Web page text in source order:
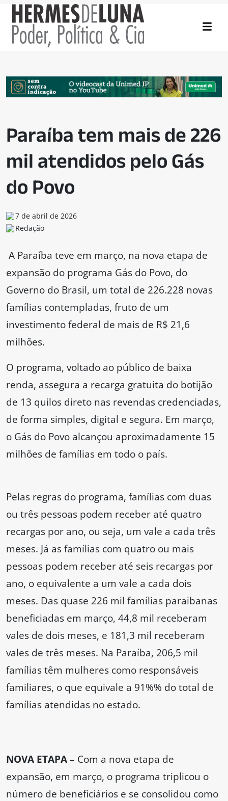
Paraíba tem mais de 226
mil atendidos pelo Gás
do Povo
7 de abril de 2026
Redação
A Paraíba teve em março, na nova etapa de
expansão do programa Gás do Povo, do
Governo do Brasil, um total de 226.228 novas
famílias contempladas, fruto de um
investimento federal de mais de R$ 21,6
milhões.
O programa, voltado ao público de baixa
renda, assegura a recarga gratuita do botijão
de 13 quilos direto nas revendas credenciadas,
de forma simples, digital e segura. Em março,
o Gás do Povo alcançou aproximadamente 15
milhões de famílias em todo o país.
Pelas regras do programa, famílias com duas
ou três pessoas podem receber até quatro
recargas por ano, ou seja, um vale a cada três
meses. Já as famílias com quatro ou mais
pessoas podem receber até seis recargas por
ano, o equivalente a um vale a cada dois
meses. Das quase 226 mil famílias paraibanas
beneficiadas em março, 44,8 mil receberam
vales de dois meses, e 181,3 mil receberam
vales de três meses. Na Paraíba, 206,5 mil
famílias têm mulheres como responsáveis
familiares, o que equivale a 91%% do total de
famílias atendidas no estado.
NOVA ETAPA– Com a nova etapa de
expansão, em março, o programa triplicou o
número de beneficiários e se consolidou como